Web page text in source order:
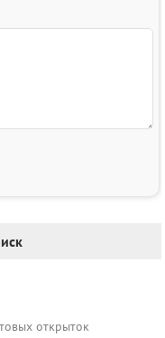
открыток